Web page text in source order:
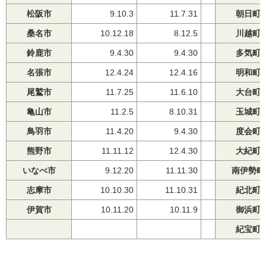
松阪市 9.10.3 11.7.31 朝日町
桑名市 10.12.18 8.12.5 川越町
鈴鹿市 9.4.30 9.4.30 多気町
名張市 12.4.24 12.4.16 明和町
尾鷲市 11.7.25 11.6.10 大台町
亀山市 11.2.5 8.10.31 玉城町
鳥羽市 11.4.20 9.4.30 度会町
熊野市 11.11.12 12.4.30 大紀町
いなべ市 9.12.20 11.11.30 南伊勢町
志摩市 10.10.30 11.10.31 紀北町
伊賀市 10.11.20 10.11.9 御浜町
紀宝町